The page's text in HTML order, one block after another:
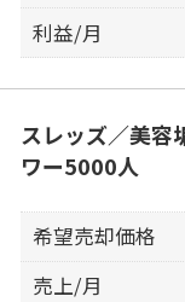
利益/月
スレッズ／美
ワー5000人
希望売却価格
売上/月